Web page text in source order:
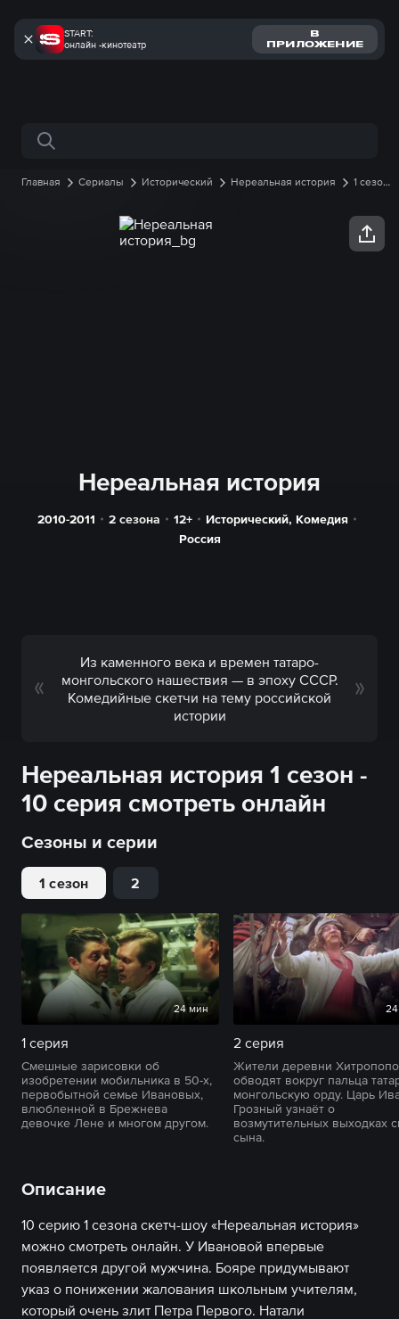
START:
онлайн -кинотеатр
В
ПРИЛОЖЕНИЕ
Поиск по сайту
Главная Сериалы Исторический Нереальная история
1 сезон
Нереальная история
2010-2011 2 сезона 12+ Исторический, Комедия
Россия
Из каменного века и времен татаро-
монгольского нашествия — в эпоху СССР.
Комедийные скетчи на тему российской
истории
Нереальная история 1 сезон -
10 серия смотреть онлайн
Сезоны и серии
1 сезон 2
24 мин
1 серия
Смешные зарисовки об
изобретении мобильника в 50-х,
первобытной семье Ивановых,
влюбленной в Брежнева
девочке Лене и многом другом.
2 серия
Жители деревни
обводят вокруг пальца
монгольскую орду. Царь
Грозный узнаёт о
возмутительных выходках
сына.
Описание
10 серию 1 сезона скетч-шоу «Нереальная история»
можно смотреть онлайн. У Ивановой впервые
появляется другой мужчина. Бояре придумывают
указ о понижении жалования школьным учителям,
который очень злит Петра Первого. Натали